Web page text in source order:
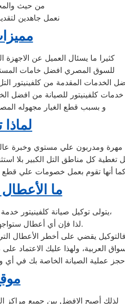
من حيث
نعمل جاهدين
كثيرا ما يسئال العميل عن
للسوق المصري افضل خامات
الخدمات المقدمة من كلفينيتور
خدمات كلفينيتور للصيانة من افضل
و بسبب قطع الغيار مجهوله
لماذا
مهرة ومدربون علي مستوي وخبرة
كل مناطق التل الكبير بلا
أنها تقوم بعمل خصومات علي قطع
ما الأعطال
يتولى توكيل صيانة كلفينيتور خدمة تصليح جميع أعطال أجهزة كلفينيتور من ثلاجات وغسالات وديب فريزرات،
لذا فإن أي أعطال ستواجهك في جهازك سيتغلب توكيل كلفينيتور عليها بأعلى جودة ممكنة.
فالتوكيل يقضي على أخطر الأعطال
العربية، ولهذا عليك الاعتماد على
عملية الصيانة الخاصة بك في
لذلك أصبح الافضل بين جميع مراكز